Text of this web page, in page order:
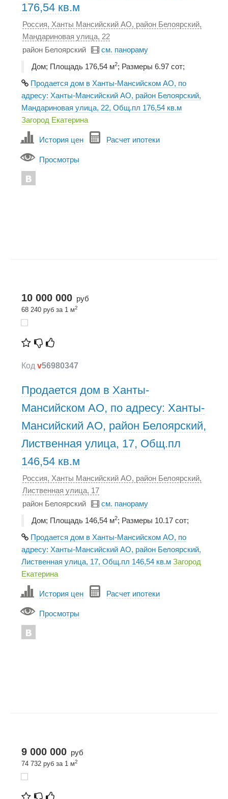
176,54 кв.м
Россия, Ханты Мансийский АО, район Белоярский,
Мандариновая улица, 22
район Белоярский
см. панораму
Дом; Площадь 176,54 м2; Размеры 6.97 сот;
Продается дом в Ханты-Мансийском АО, по
адресу: Ханты-Мансийский АО, район Белоярский,
Мандариновая улица, 22, Общ.пл 176,54 кв.м
Загород Екатерина
История цен Расчет ипотеки
Просмотры
10 000 000 руб
68 240 руб за 1 м2
Код v56980347
Продается дом в Ханты-
Мансийском АО, по адресу: Ханты-
Мансийский АО, район Белоярский,
Лиственная улица, 17, Общ.пл
146,54 кв.м
Россия, Ханты Мансийский АО, район Белоярский,
Лиственная улица, 17
район Белоярский
см. панораму
Дом; Площадь 146,54 м2; Размеры 10.17 сот;
Продается дом в Ханты-Мансийском АО, по
адресу: Ханты-Мансийский АО, район Белоярский,
Лиственная улица, 17, Общ.пл 146,54 кв.м Загород
Екатерина
История цен Расчет ипотеки
Просмотры
9 000 000 руб
74 732 руб за 1 м2